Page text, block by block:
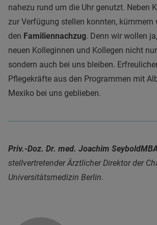
nahezu rund um die Uhr genutzt. Neben
zur Verfügung stellen konnten, kümmern
den Familiennachzug. Denn wir wollen
neuen Kolleginnen und Kollegen nicht
sondern auch bei uns bleiben.
Pflegekräfte aus den Programmen mit
Mexiko bei uns geblieben.
Priv.-Doz. Dr. med. Joachim Seybold
stellvertretender Ärztlicher Direktor der
Universitätsmedizin Berlin.